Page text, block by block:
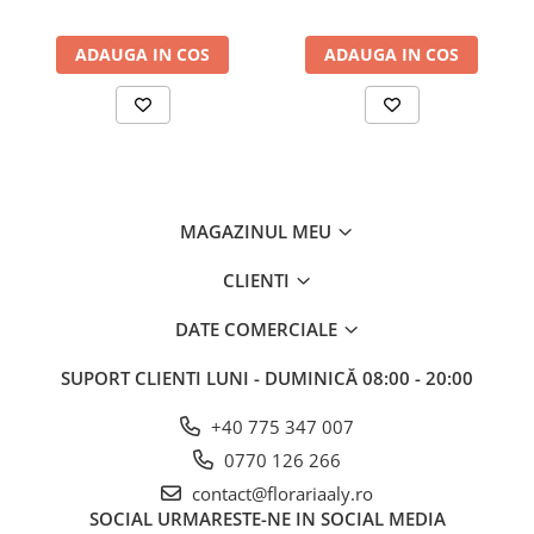
ADAUGA IN COS ADAUGA IN COS
MAGAZINUL MEU
CLIENTI
DATE COMERCIALE
SUPORT CLIENTI LUNI - DUMINICĂ 08:00 - 20:00
+40 775 347 007
0770 126 266
contact@florariaaly.ro
SOCIAL URMARESTE-NE IN SOCIAL MEDIA